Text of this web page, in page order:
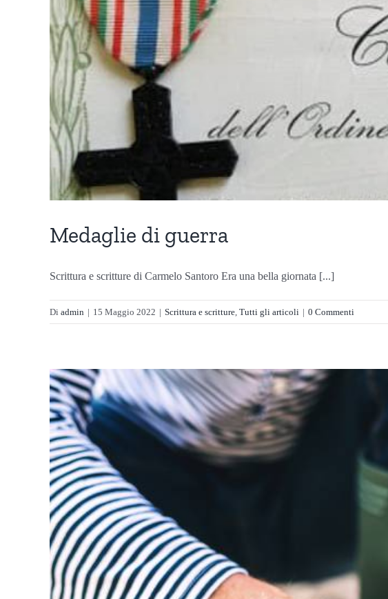
Medaglie di guerra
Scrittura e scritture di Carmelo Santoro Era una bella giornata [...]
Di admin | 15 Maggio 2022 | Scrittura e scritture Tutti gli articoli | 0 Commenti